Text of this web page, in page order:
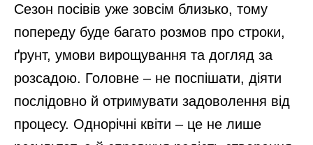
Сезон посівів уже зовсім близько, тому
попереду буде багато розмов про строки,
ґрунт, умови вирощування та догляд за
розсадою. Головне – не поспішати, діяти
послідовно й отримувати задоволення від
процесу. Однорічні квіти – це не лише